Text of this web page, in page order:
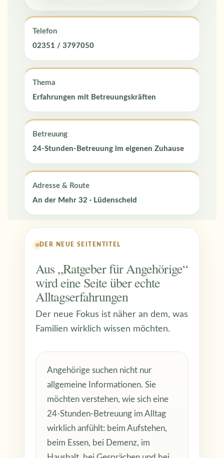
Telefon
02351 / 3797050
Thema
Erfahrungen mit Betreuungskräften
Betreuung
24-Stunden-Betreuung im eigenen Zuhause
Adresse & Route
An der Mehr 32 · Lüdenscheid
DER NEUE SEITENTITEL
Aus „Ratgeber für Angehörige“
wird eine Seite über echte
Alltagserfahrungen
Der neue Fokus ist näher an dem, was
Familien wirklich wissen möchten.
Angehörige suchen nicht nur
allgemeine Informationen. Sie
möchten verstehen, wie sich eine
24-Stunden-Betreuung im Alltag
wirklich anfühlt: beim Aufstehen,
beim Essen, bei Demenz, im